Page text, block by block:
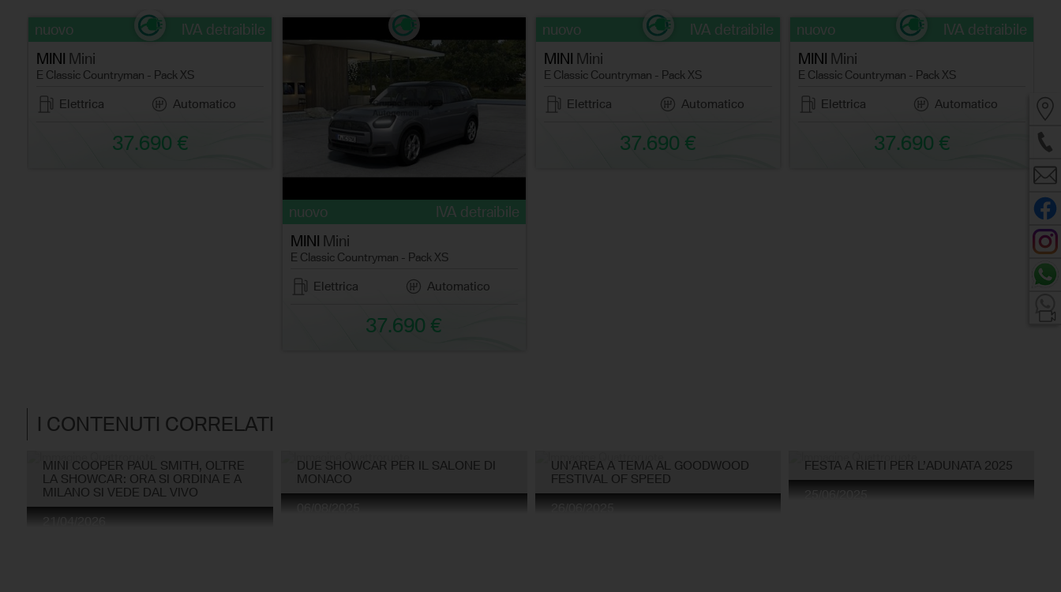
nuovo
IVA detraibile
MINI Mini
E Classic Countryman - Pack XS
Elettrica Automatico
37.690 €
nuovo
IVA detraibile
MINI
Mini
E Classic Countryman - Pack XS
Elettrica Automatico
37.690 €
nuovo
IVA detraibile
MINI Mini
E Classic Countryman - Pack XS
Elettrica Automatico
37.690 €
nuovo
IVA detraibile
MINI Mini
E Classic Countryman - Pack XS
Elettrica Automatico
37.690 €
I CONTENUTI CORRELATI
MINI COOPER PAUL SMITH, OLTRE
LA SHOWCAR: ORA SI ORDINA E A
MILANO SI VEDE DAL VIVO
DUE SHOWCAR PER IL SALONE DI
MONACO
UN'AREA A TEMA AL GOODWOOD
FESTIVAL OF SPEED
FESTA A RIETI PER L’ADUNATA 2025